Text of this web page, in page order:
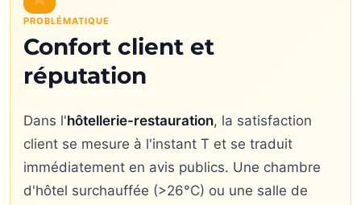
PROBLÉMATIQUE
Confort client et
réputation
Dans l'hôtellerie-restauration, la satisfaction
client se mesure à l'instant T et se traduit
immédiatement en avis publics. Une chambre
d'hôtel surchauffée (>26°C) ou une salle de